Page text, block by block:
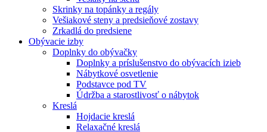
Skrinky na topánky a regály
Vešiakové steny a predsieňové zostavy
Zrkadlá do predsiene
Obývacie izby
Doplnky do obývačky
Doplnky a príslušenstvo do obývacích izieb
Nábytkové osvetlenie
Podstavce pod TV
Údržba a starostlivosť o nábytok
Kreslá
Hojdacie kreslá
Relaxačné kreslá